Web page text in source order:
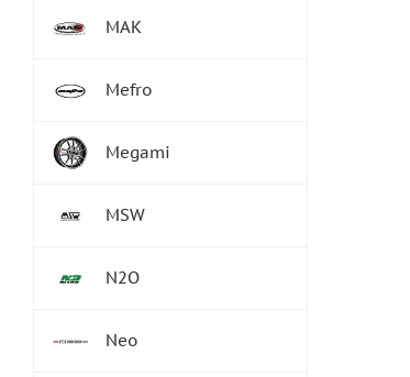
MAK
Mefro
Megami
MSW
N2O
Neo